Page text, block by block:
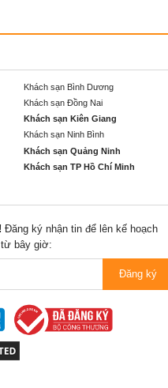
Khách sạn Bình Dương
Khách sạn Đồng Nai
Khách sạn Kiên Giang
Khách sạn Ninh Bình
Khách sạn Quảng Ninh
Khách sạn TP Hồ Chí Minh
Đăng ký nhận tin để lên kế hoạch
bây giờ:
Đăng ký